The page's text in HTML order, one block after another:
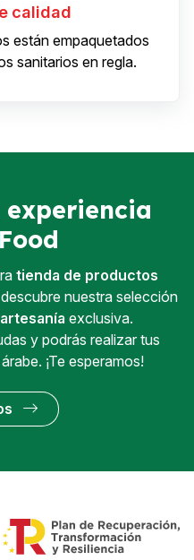
calidad
están empaquetados
sanitarios en regla.
tienda de productos
nuestra selección
artesanía exclusiva.
y podrás realizar tus
¡Te esperamos!